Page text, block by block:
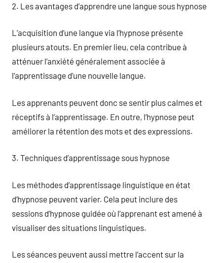
2. Les avantages d’apprendre une langue sous hypnose
L’acquisition d’une langue via l’hypnose présente
plusieurs atouts. En premier lieu, cela contribue à
atténuer l’anxiété généralement associée à
l’apprentissage d’une nouvelle langue.
Les apprenants peuvent donc se sentir plus calmes et
réceptifs à l’apprentissage. En outre, l’hypnose peut
améliorer la rétention des mots et des expressions.
3. Techniques d’apprentissage sous hypnose
Les méthodes d’apprentissage linguistique en état
d’hypnose peuvent varier. Cela peut inclure des
sessions d’hypnose guidée où l’apprenant est amené à
visualiser des situations linguistiques.
Les séances peuvent aussi mettre l’accent sur la